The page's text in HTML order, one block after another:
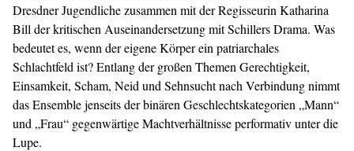
Dresdner Jugendliche zusammen mit der Regisseurin Katharina
Bill der kritischen Auseinandersetzung mit Schillers Drama. Was
bedeutet es, wenn der eigene Körper ein patriarchales
Schlachtfeld ist? Entlang der großen Themen Gerechtigkeit,
Einsamkeit, Scham, Neid und Sehnsucht nach Verbindung nimmt
das Ensemble jenseits der binären Geschlechtskategorien „Mann“
und „Frau“ gegenwärtige Machtverhältnisse performativ unter die
Lupe.